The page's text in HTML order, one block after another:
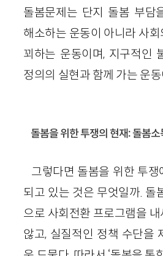
돌봄문제는 단지 돌봄 부담
해소하는 운동이 아니라 사
꾀하는 운동이며, 지구적인
정의의 실현과 함께 가는 운
돌봄을 위한 투쟁의 현재: 돌봄소
그렇다면 돌봄을 위한 투쟁
되고 있는 것은 무엇일까. 돌
으로 사회전환 프로그램을 내
않고, 실질적인 정책 수단을